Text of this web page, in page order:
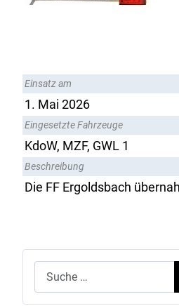
Einsatz am
1. Mai 2026
Eingesetzte Fahrzeuge
KdoW, MZF, GWL 1
Beschreibung
Die FF Ergoldsbach